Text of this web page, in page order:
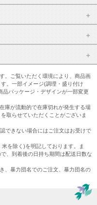
。ご覧いただく環境により、商品画
。一部イメージ(調理・盛り付け
パッケージ・デザインが一部変更
庫が流動的で在庫切れが発生する場
取らせていただくことがございま
できない場合にはご注文はお受けで
を除く)を明記しております。ま
、到着後の日持ち期間は配送日数な
、暴力団名でのご注文、暴力団名の